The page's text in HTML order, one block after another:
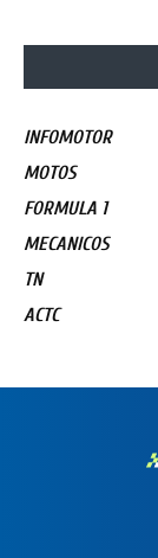
INFOMOTOR
MOTOS
FORMULA 1
MECANICOS
TN
ACTC